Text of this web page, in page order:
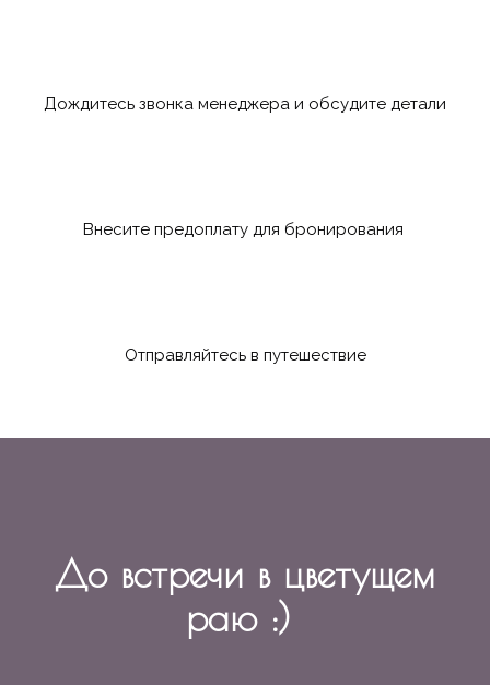
Дождитесь звонка менеджера и обсудите детали
Внесите предоплату для бронирования
Отправляйтесь в путешествие
До встречи в цветущем
раю :)